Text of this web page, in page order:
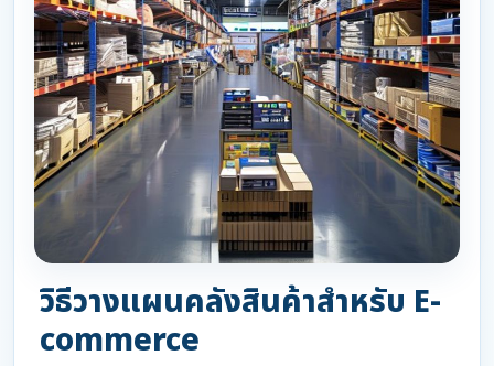
วิธีวางแผนคลังสินค้าสำหรับ E-
commerce